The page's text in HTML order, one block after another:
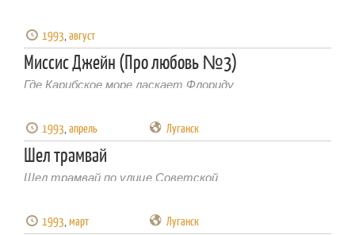
1993,август
Миссис Джейн (Про любовь №3)
Где Карибское море ласкает Флориду
1993,апрель Луганск
Шел трамвай
Шел трамвай по улице Советской
1993,март Луганск